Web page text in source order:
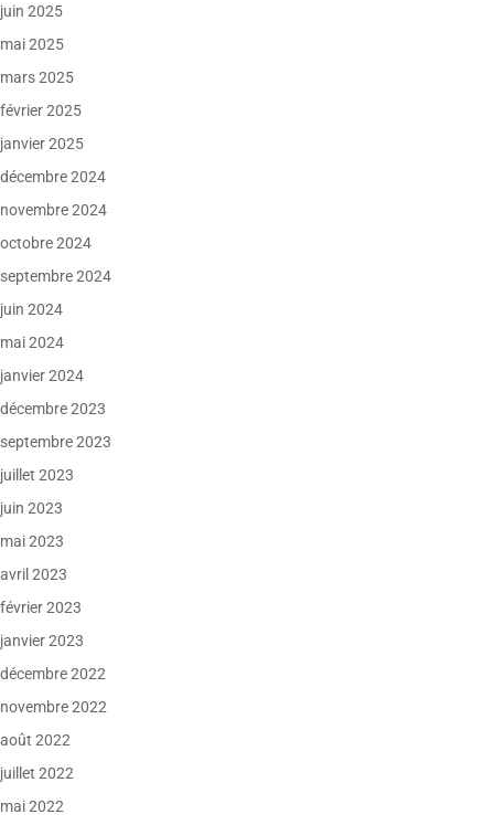
juin 2025
mai 2025
mars 2025
février 2025
janvier 2025
décembre 2024
novembre 2024
octobre 2024
septembre 2024
juin 2024
mai 2024
janvier 2024
décembre 2023
septembre 2023
juillet 2023
juin 2023
mai 2023
avril 2023
février 2023
janvier 2023
décembre 2022
novembre 2022
août 2022
juillet 2022
mai 2022